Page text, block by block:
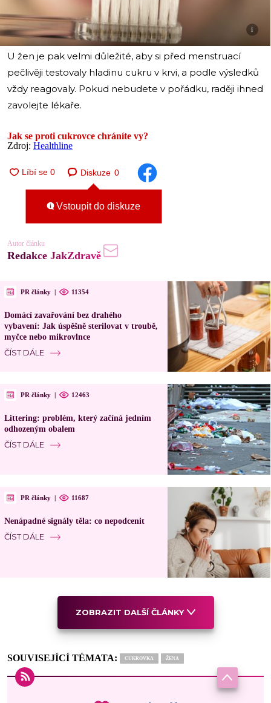
i
U žen je pak velmi důležité, aby si před menstruací
pečlivěji testovaly hladinu cukru v krvi, a podle výsledků
vždy reagovaly. Pokud nebudete v pořádku, raději ihned
zavolejte lékaře.
Jak se proti cukrovce chráníte vy?
Zdroj: Healthline
Diskuze 0
Vstoupit do diskuze
Autor článku
Redakce JakZdravě
PR články | 11354
Domácí zavařování bez drahého
vybavení: Jak úspěšně sterilovat v troubě,
myčce nebo mikrovlnce
ČÍST DÁLE
PR články | 12463
Littering: problém, který začíná jedním
odhozeným obalem
ČÍST DÁLE
PR články | 11687
Nenápadné signály těla: co nepodcenit
ČÍST DÁLE
ZOBRAZIT DALŠÍ ČLÁNKY
SOUVISEJÍCÍ TÉMATA: CUKROVKA ŽENA